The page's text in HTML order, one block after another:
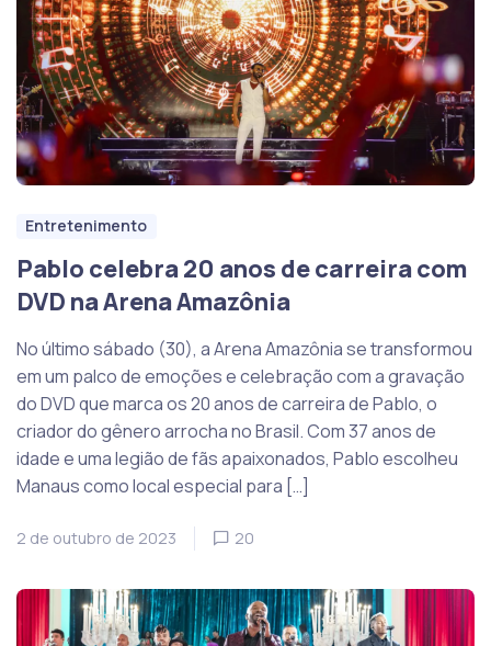
Entretenimento
Pablo celebra 20 anos de carreira com
DVD na Arena Amazônia
No último sábado (30), a Arena Amazônia se transformou
em um palco de emoções e celebração com a gravação
do DVD que marca os 20 anos de carreira de Pablo, o
criador do gênero arrocha no Brasil. Com 37 anos de
idade e uma legião de fãs apaixonados, Pablo escolheu
Manaus como local especial para […]
2 de outubro de 2023 20